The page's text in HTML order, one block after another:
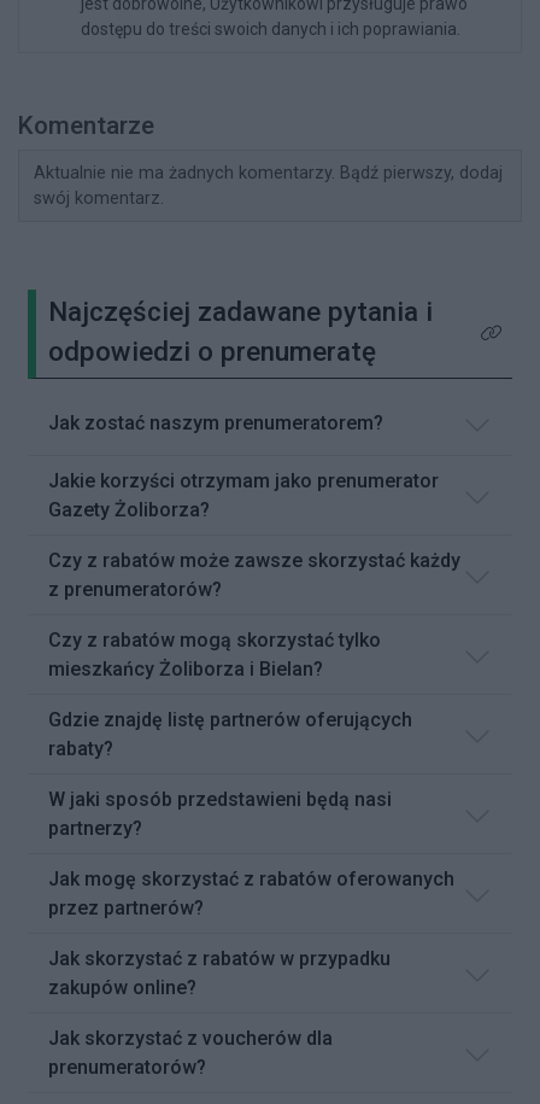
dostępu do treści swoich danych i ich poprawiania.
Komentarze
Aktualnie nie ma żadnych komentarzy. Bądź pierwszy, dodaj
swój komentarz.
Najczęściej zadawane pytania i
odpowiedzi o prenumeratę
Kliknij
Jak zostać naszym prenumeratorem?
Jakie korzyści otrzymam jako prenumerator
Gazety Żoliborza?
Czy z rabatów może zawsze skorzystać każdy
z prenumeratorów?
Czy z rabatów mogą skorzystać tylko
mieszkańcy Żoliborza i Bielan?
Gdzie znajdę listę partnerów oferujących
rabaty?
W jaki sposób przedstawieni będą nasi
partnerzy?
Jak mogę skorzystać z rabatów oferowanych
przez partnerów?
Jak skorzystać z rabatów w przypadku
zakupów online?
Jak skorzystać z voucherów dla
prenumeratorów?